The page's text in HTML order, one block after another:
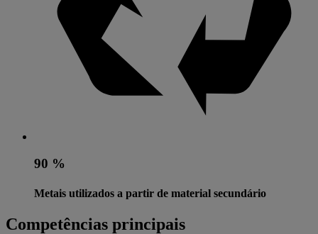
90 %
Metais utilizados a partir de material secundário
Competências principais